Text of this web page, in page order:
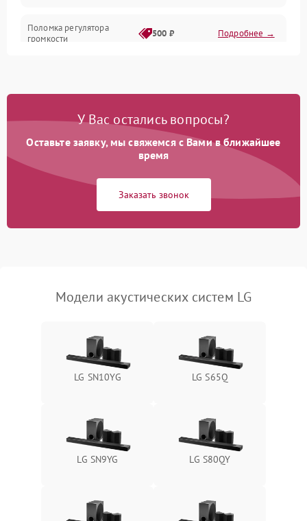
Поломка регулятора
громкости
500 ₽ Подробнее →
Поломка системы
отключения
1000 ₽
Неисправность системы
защиты от короткого
Повреждение системы
перенапряжения
защиты от замыкания
Повреждение системы
Подробнее →
Неисправность системы
защиты от перегрева
Подробнее →
У Вас остались вопросы?
Оставьте заявку, мы свяжемся с Вами в ближайшее
время
Заказать звонок
Модели акустических систем LG
LG SN10YG LG S65Q
LG SN9YG LG S80QY